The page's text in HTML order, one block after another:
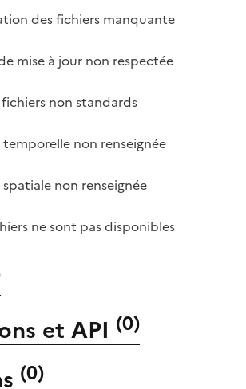
des fichiers manquante
mise à jour non respectée
non standards
non renseignée
non renseignée
ne sont pas disponibles
et API (0)
(0)